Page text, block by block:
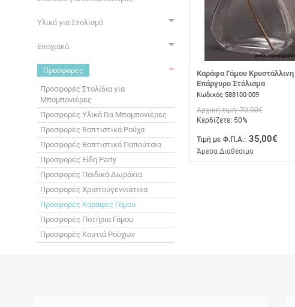
Υλικά για Στολισμό
Εποχιακά
Προσφορές
Προσφορές Στολίδια για
Μπομπονιέρες
Προσφορές Υλικά Για Μπομπονιέρες
Προσφορές Βαπτιστικά Ρούχα
Προσφορές Βαπτιστικά Παπούτσια
Προσφορές Είδη Party
Προσφορές Παιδικά Δωράκια
Προσφορές Χριστουγεννιάτικα
Προσφορές Καράφες Γάμου
Προσφορές Ποτήρια Γάμου
Προσφορές Κουτιά Ρούχων
Καράφα Γάμου Κρυστάλλινη
Επάργυρο Στόλισμα
Κωδικός 588100-009
Αρχική τιμή: 70.00€
Κερδίζετε: 50%
Τιμή με Φ.Π.Α.: 35,00€
Άμεσα Διαθέσιμο